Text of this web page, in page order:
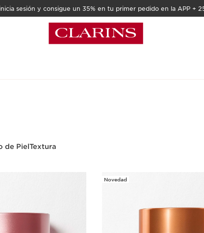
sesión y consigue un 35% en tu primer pedido en la APP +
de PielTextura
Novedad